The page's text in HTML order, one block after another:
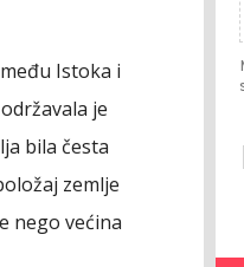
Istoka i
je
bila česta
zemlje
nego većina